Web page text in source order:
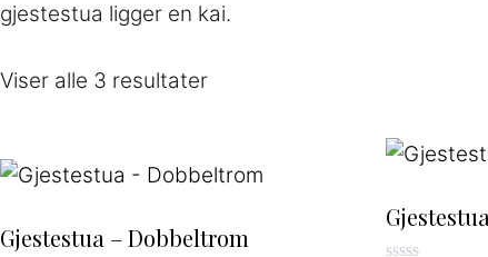
gjestestua ligger en kai.
Viser alle 3 resultater
Gjestestua – Dobbeltrom